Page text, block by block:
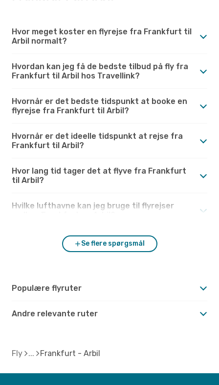
Hvor meget koster en flyrejse fra Frankfurt til
Arbil normalt?
Hvordan kan jeg få de bedste tilbud på fly fra
Frankfurt til Arbil hos Travellink?
Hvornår er det bedste tidspunkt at booke en
flyrejse fra Frankfurt til Arbil?
Hvornår er det ideelle tidspunkt at rejse fra
Frankfurt til Arbil?
Hvor lang tid tager det at flyve fra Frankfurt
til Arbil?
Hvilke lufthavne kan jeg bruge til flyrejser
Se flere spørgsmål
Populære flyruter
Andre relevante ruter
Fly Frankfurt - Arbil